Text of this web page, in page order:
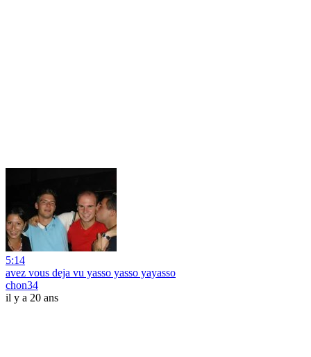
5:14
avez vous deja vu yasso yasso yayasso
chon34
il y a 20 ans